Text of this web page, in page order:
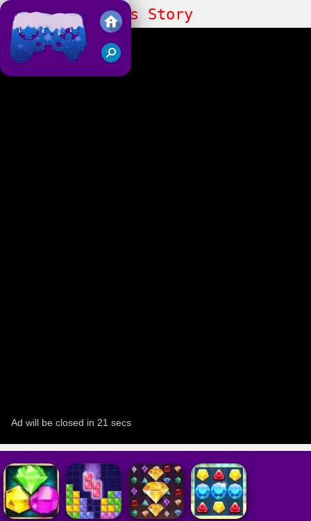
Juegos Friv 2018
Jewel Christmas Story